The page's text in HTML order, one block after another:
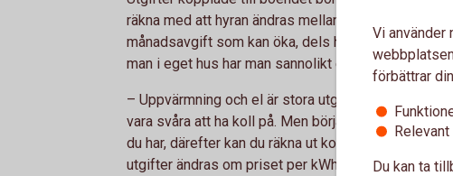
räkna med att hyran ändras mellan åren. Bor man i
månadsavgift som kan öka, dels har man sannolikt
man i eget hus har man sannolikt ett bolån men
– Uppvärmning och el är stora utgifter för många
vara svåra att ha koll på. Men börja med att titta på
du har, därefter kan du räkna ut kostnaden för din
utgifter ändras om priset per kWh stiger, säger
Vi använder
förbättrar
Du kan ta